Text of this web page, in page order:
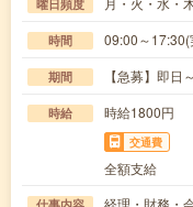
曜日頻度
時間 09:00～
期間 【急募】即
時給 時給1800円
交通費
全額支給
経理・財務・